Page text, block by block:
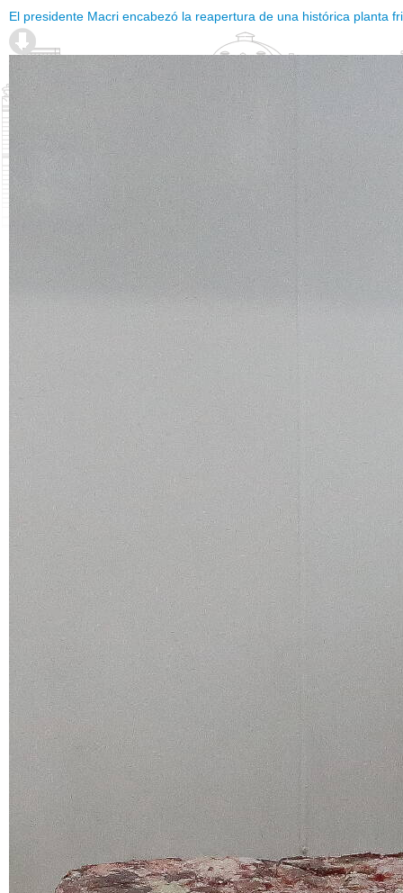
El presidente Macri encabezó la reapertura de una histórica planta